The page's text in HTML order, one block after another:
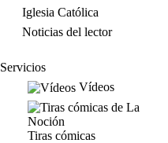
Iglesia Católica
Noticias del lector
Servicios
Vídeos
Tiras cómicas